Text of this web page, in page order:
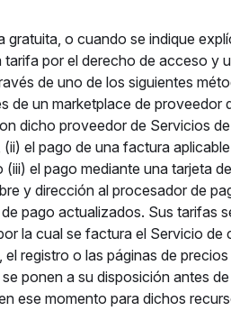
o cuando se indique
por el derecho de acceso y
de uno de los siguientes
de un marketplace de proveedor
dicho proveedor de Servicios
(ii) el pago de una factura
el pago mediante una tarjeta
y dirección al procesador de
pago actualizados. Sus tarifas
la cual se factura el Servicio de
registro o las páginas de
ponen a su disposición antes
ese momento para dichos